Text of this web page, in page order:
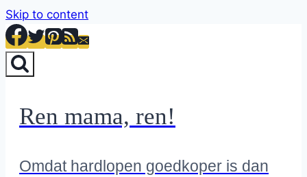
Skip to content
Ren mama, ren!
Omdat hardlopen goedkoper is dan